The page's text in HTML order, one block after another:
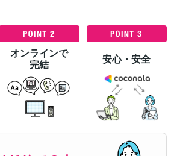
オンラインで
完結
安心・安全